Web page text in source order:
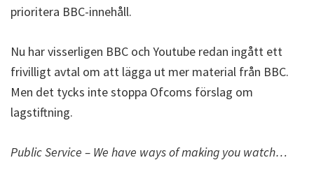
prioritera BBC-innehåll.
Nu har visserligen BBC och Youtube redan ingått ett
frivilligt avtal om att lägga ut mer material från BBC.
Men det tycks inte stoppa Ofcoms förslag om
lagstiftning.
Public Service – We have ways of making you watch…